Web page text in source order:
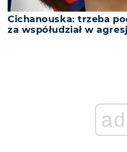
Cichanouska: trzeba
za współudział w
ad